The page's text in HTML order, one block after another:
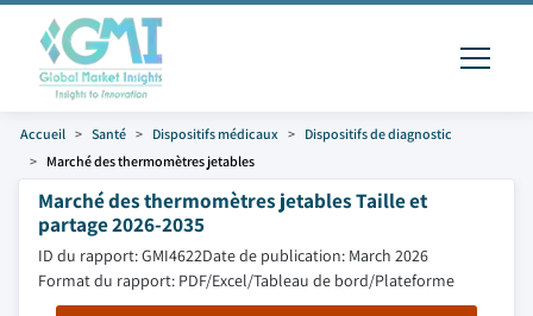
Accueil Santé Dispositifs médicaux
Dispositifs de diagnostic
Marché des thermomètres jetables
Marché des thermomètres jetables Taille et
partage 2026-2035
ID du rapport: GMI4622Date de publication: March 2026
Format du rapport: PDF/Excel/Tableau de bord/Plateforme